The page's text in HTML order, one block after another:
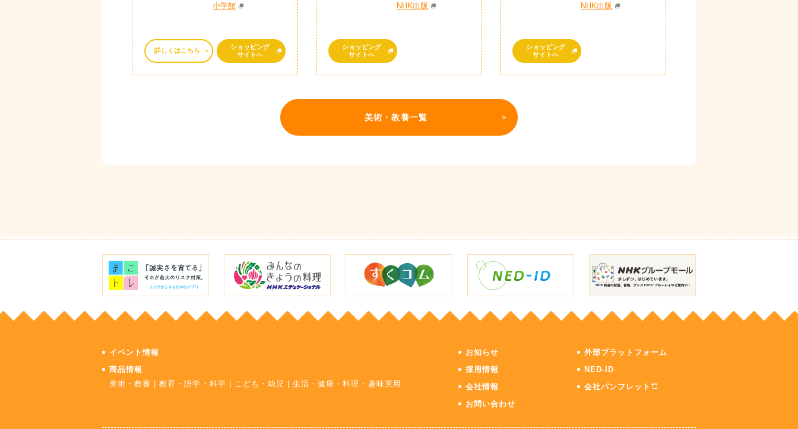
小学館
詳しくはこちら
ショッピング
サイトへ
NHK出版
ショッピング
サイトへ
NHK出版
ショッピング
サイトへ
美術・教養一覧
イベント情報
商品情報
美術・教養
|教育・語学・科学 こども・幼児 |生活・健康・料理・趣味実用
お知らせ
採用情報
会社情報
お問い合わせ
外部プラットフォーム
NED-ID
会社パンフレット